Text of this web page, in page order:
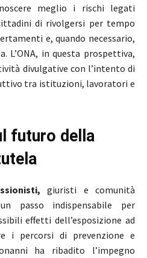
meglio i rischi legati
di rivolgersi per tempo
e, quando necessario,
L’ONA, in questa prospettiva,
divulgative con l’intento di
tra istituzioni, lavoratori e
futuro della
giuristi e comunità
passo indispensabile per
effetti dell’esposizione ad
i percorsi di prevenzione e
ha ribadito l’impegno